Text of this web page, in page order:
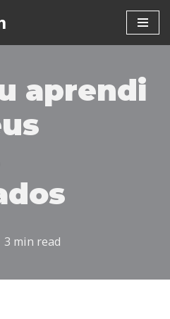
aprendi
3 min read